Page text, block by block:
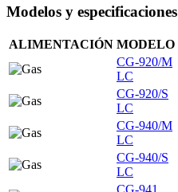
Modelos y especificaciones
ALIMENTACIÓN MODELO
CG-920/M
LC
CG-920/S
LC
CG-940/M
LC
CG-940/S
LC